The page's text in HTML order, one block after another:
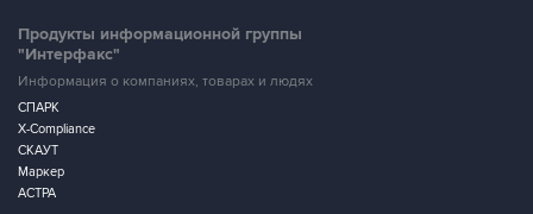
Продукты информационной группы
"Интерфакс"
Информация о компаниях, товарах и людях
СПАРК
X-Compliance
СКАУТ
Маркер
АСТРА